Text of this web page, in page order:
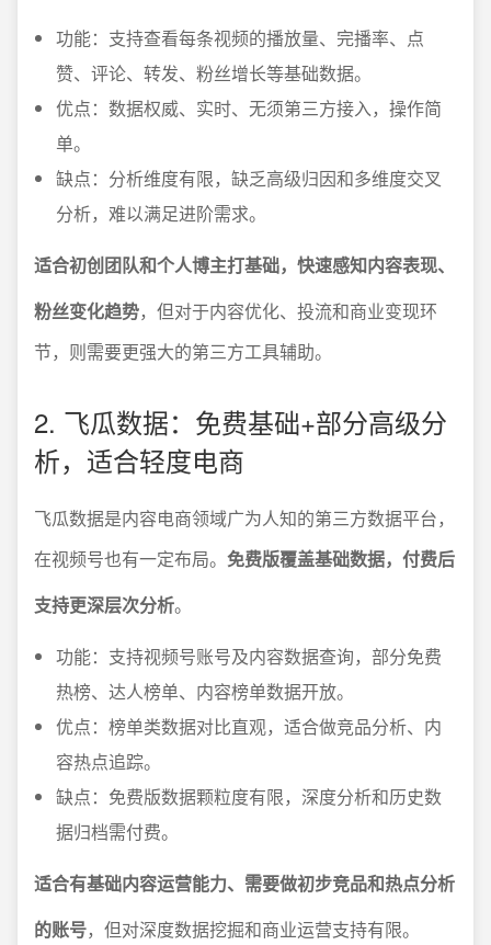
功能：支持查看每条视频的播放量、完播率、点
赞、评论、转发、粉丝增长等基础数据。
优点：数据权威、实时、无须第三方接入，操作简
单。
缺点：分析维度有限，缺乏高级归因和多维度交叉
分析，难以满足进阶需求。
适合初创团队和个人博主打基础，快速感知内容表现、
粉丝变化趋势，但对于内容优化、投流和商业变现环
节，则需要更强大的第三方工具辅助。
2. 飞瓜数据：免费基础+部分高级分
析，适合轻度电商
飞瓜数据是内容电商领域广为人知的第三方数据平台，
在视频号也有一定布局。 免费版覆盖基础数据，付费后
支持更深层次分析。
功能：支持视频号账号及内容数据查询，部分免费
热榜、达人榜单、内容榜单数据开放。
优点：榜单类数据对比直观，适合做竞品分析、内
容热点追踪。
缺点：免费版数据颗粒度有限，深度分析和历史数
据归档需付费。
适合有基础内容运营能力、需要做初步竞品和热点分析
的账号，但对深度数据挖掘和商业运营支持有限。